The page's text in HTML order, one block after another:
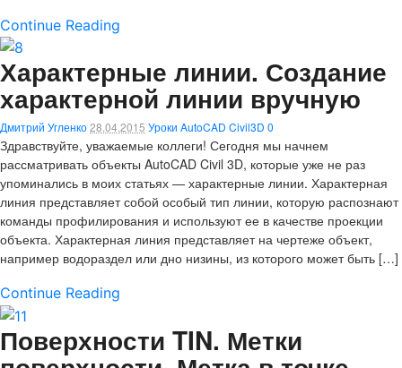
Continue Reading
Характерные линии. Создание
характерной линии вручную
Дмитрий Угленко28.04.2015 Уроки AutoCAD Civil3D 0
Здравствуйте, уважаемые коллеги! Сегодня мы начнем
рассматривать объекты AutoCAD Civil 3D, которые уже не раз
упоминались в моих статьях — характерные линии. Характерная
линия представляет собой особый тип линии, которую распознают
команды профилирования и используют ее в качестве проекции
объекта. Характерная линия представляет на чертеже объект,
например водораздел или дно низины, из которого может быть […]
Continue Reading
Поверхности TIN. Метки